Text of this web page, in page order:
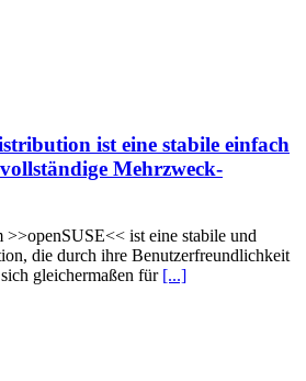
ist eine stabile einfach
Mehrzweck-
>>openSUSE<< ist eine stabile und
die durch ihre Benutzerfreundlichkeit
gleichermaßen für [...]